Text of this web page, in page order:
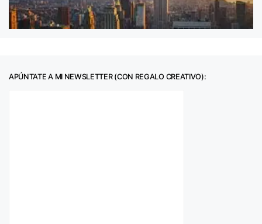
APÚNTATE A MI NEWSLETTER (CON REGALO CREATIVO):